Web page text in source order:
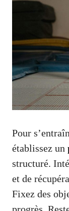
Pour
établissez un
structuré.
et de
Fixez des